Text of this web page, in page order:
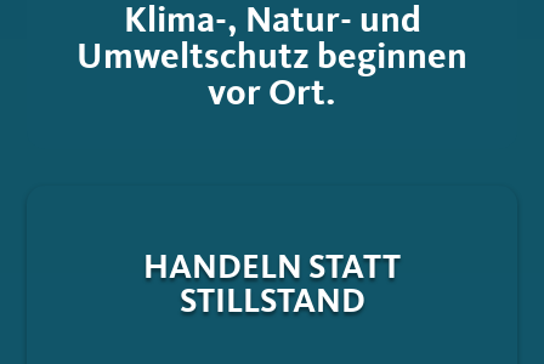
Klima-, Natur- und
Umweltschutz beginnen
vor Ort.
HANDELN STATT
STILLSTAND